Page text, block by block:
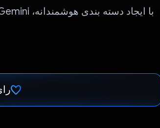
با ایجاد دسته بندی هوشمندانه، Gemini را در فرهنگ پاپ به چالش بکشید.